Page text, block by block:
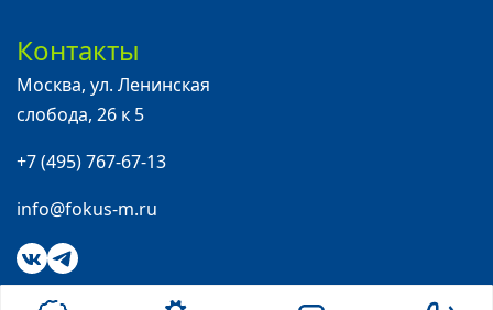
Контакты
Москва, ул. Ленинская
слобода, 26 к 5
+7 (495) 767-67-13
info@fokus-m.ru